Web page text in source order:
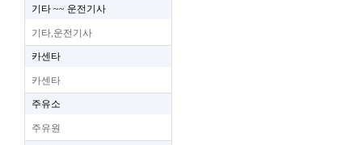
기타 ~~ 운전기사
기타,운전기사
카센타
카센타
주유소
주유원